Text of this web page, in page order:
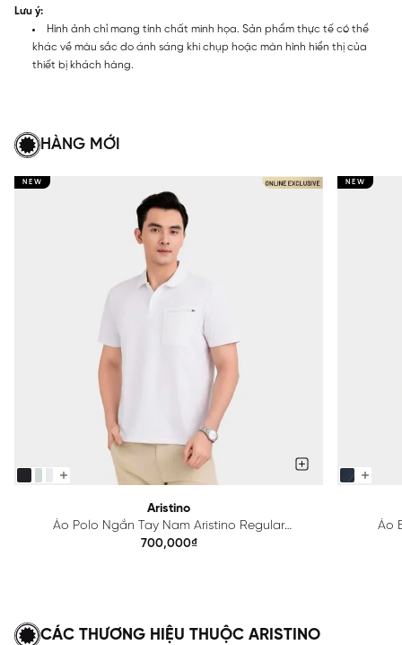
Lưu ý:
Hình ảnh chỉ mang tính chất minh họa. Sản phẩm thực tế có thể
khác về màu sắc do ánh sáng khi chụp hoặc màn hình hiển thị của
thiết bị khách hàng.
HÀNG MỚI
NEW
Aristino
Áo Polo Ngắn Tay Nam Aristino Regular
APS615EDP01
700,000₫
NEW
Áo
CÁC THƯƠNG HIỆU THUỘC ARISTINO